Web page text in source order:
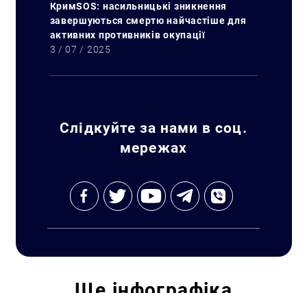
КримSOS: насильницькі зникнення
завершуються смертю найчастіше для
активних противників окупації
3 / 07 / 2025
Слідкуйте за нами в соц.
мережах